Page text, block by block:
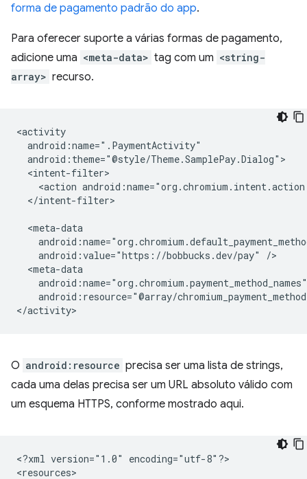
forma de pagamento padrão do app.
Para oferecer suporte a várias formas de pagamento,
adicione uma <meta-data> tag com um <string-
array> recurso.
<action
</intent-filter>
android:value="https://bobbucks.dev/pay"
android:resource="@array/
O android:resource precisa ser uma lista de strings,
cada uma delas precisa ser um URL absoluto válido com
um esquema HTTPS, conforme mostrado aqui.
<?xml version="1.0"
encoding="utf-8"?>